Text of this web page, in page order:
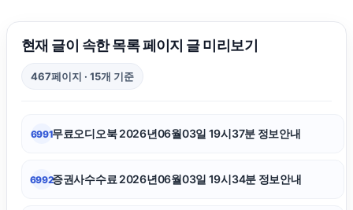
병원마케팅
폰테크
부산휴대폰성지
현재 글이 속한 목록 페이지 글 미리보기
467페이지 · 15개 기준
6991무료오디오북 2026년06월03일 19시37분 정보안내
6992증권사수수료 2026년06월03일 19시34분 정보안내